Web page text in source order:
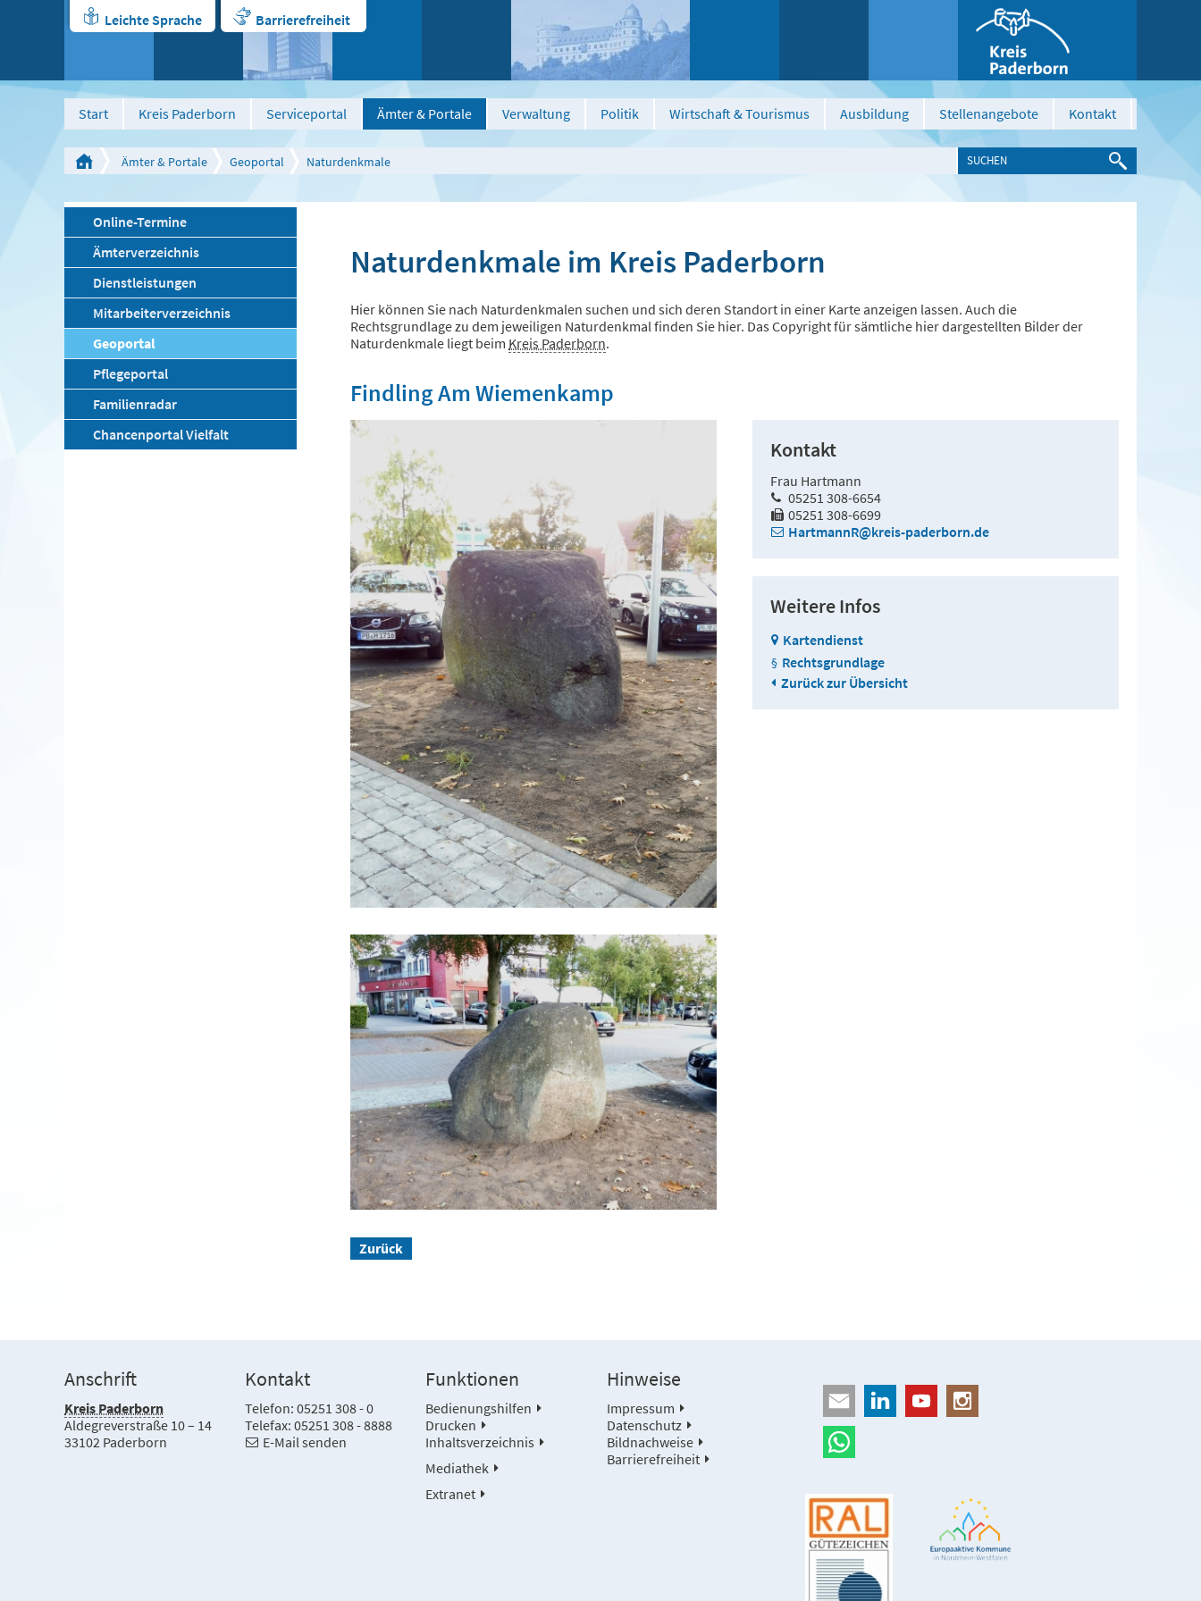
Leichte Sprache Barrierefreiheit
Start Kreis Paderborn Serviceportal Ämter & Portale Verwaltung Politik Wirtschaft & Tourismus Ausbildung Stellenangebote Kontakt
Ämter & Portale Geoportal Naturdenkmale
Online-Termine
Ämterverzeichnis
Dienstleistungen
Mitarbeiterverzeichnis
Geoportal
Pflegeportal
Familienradar
Chancenportal Vielfalt
Naturdenkmale im Kreis Paderborn
Hier können Sie nach Naturdenkmalen suchen und sich deren Standort in einer Karte anzeigen lassen. Auch die
Rechtsgrundlage zu dem jeweiligen Naturdenkmal finden Sie hier. Das Copyright für sämtliche hier dargestellten Bilder der
Naturdenkmale liegt beim Kreis Paderborn.
Findling Am Wiemenkamp
Kontakt
Frau Hartmann
05251 308-6654
05251 308-6699
HartmannR@kreis-paderborn.de
Weitere Infos
Kartendienst
Rechtsgrundlage
Zurück zur Übersicht
Zurück
Anschrift
Kreis Paderborn
Aldegreverstraße 10 – 14
33102 Paderborn
Kontakt
Telefon: 05251 308 - 0
Telefax: 05251 308 - 8888
E-Mail senden
Funktionen
Bedienungshilfen
Drucken
Inhaltsverzeichnis
Mediathek
Extranet
Hinweise
Impressum
Datenschutz
Bildnachweise
Barrierefreiheit